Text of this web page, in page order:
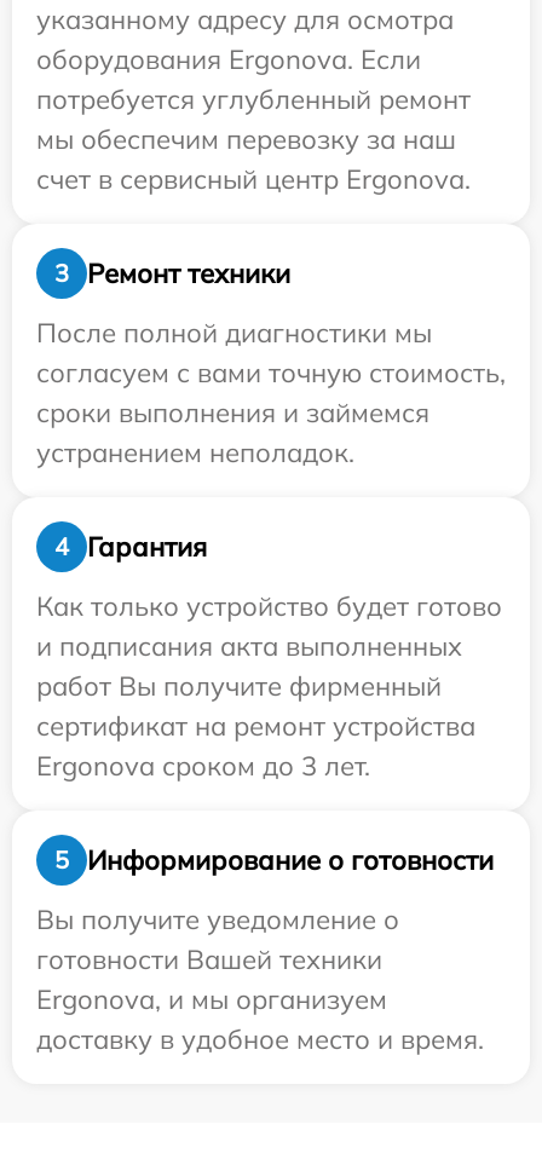
указанному адресу для осмотра
оборудования Ergonova. Если
потребуется углубленный ремонт
мы обеспечим перевозку за наш
счет в сервисный центр Ergonova.
3
Ремонт техники
После полной диагностики мы
согласуем с вами точную стоимость,
сроки выполнения и займемся
устранением неполадок.
4
Гарантия
Как только устройство будет готово
и подписания акта выполненных
работ Вы получите фирменный
сертификат на ремонт устройства
Ergonova сроком до 3 лет.
5
Информирование о готовности
Вы получите уведомление о
готовности Вашей техники
Ergonova, и мы организуем
доставку в удобное место и время.